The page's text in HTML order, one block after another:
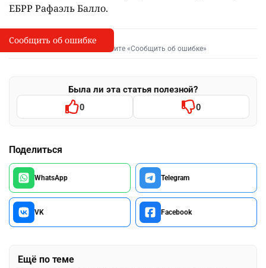
ЕБРР Рафаэль Балло.
I
Сообщить об опечатке
Выделите фрагмент и нажмите «Сообщить об ошибке»
Была ли эта статья полезной?
0 0
Поделиться
WhatsApp Telegram
VK Facebook
Ещё по теме
Сообщить об ошибке